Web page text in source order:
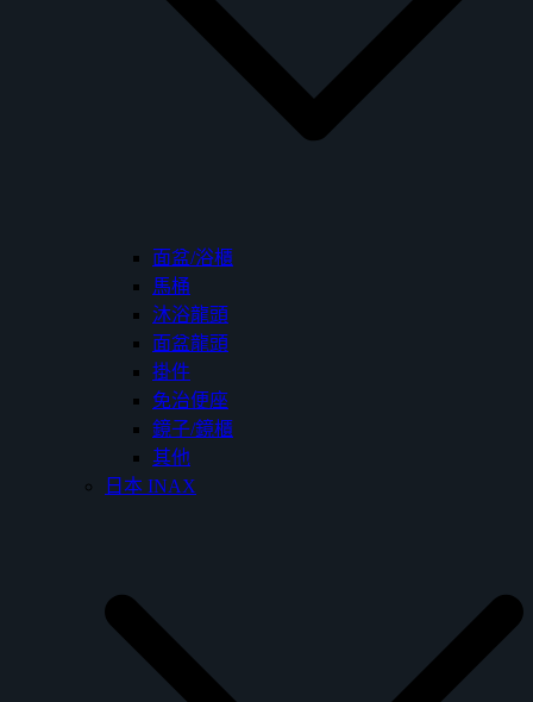
面盆/浴櫃
馬桶
沐浴龍頭
面盆龍頭
掛件
免治便座
鏡子/鏡櫃
其他
日本 INAX